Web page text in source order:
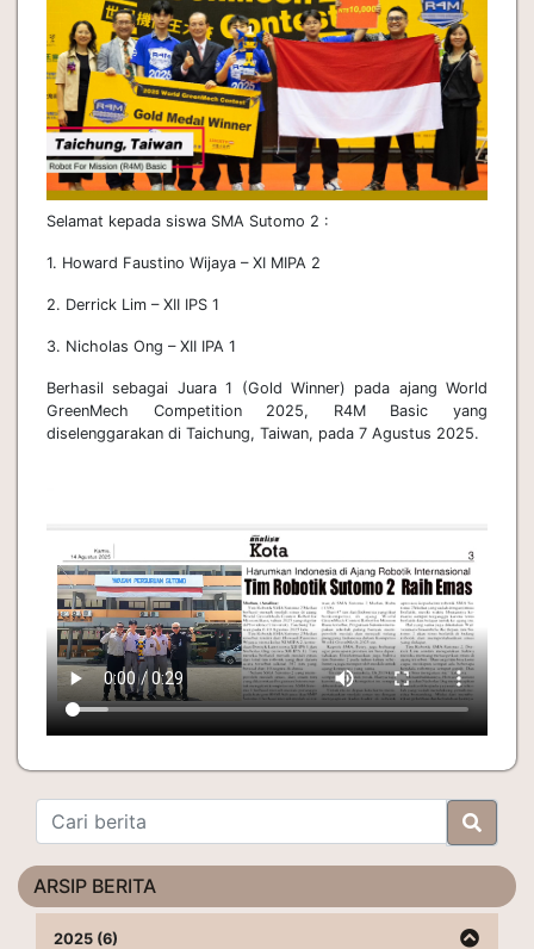
Selamat kepada siswa SMA Sutomo 2 :
1. Howard Faustino Wijaya – XI MIPA 2
2. Derrick Lim – XII IPS 1
3. Nicholas Ong – XII IPA 1
Berhasil sebagai Juara 1 (Gold Winner) pada ajang World
GreenMech Competition 2025, R4M Basic yang
diselenggarakan di Taichung, Taiwan, pada 7 Agustus 2025.
ARSIP BERITA
2025 (6)